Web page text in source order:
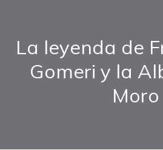
La leyenda de
Gomeri y la
Moro